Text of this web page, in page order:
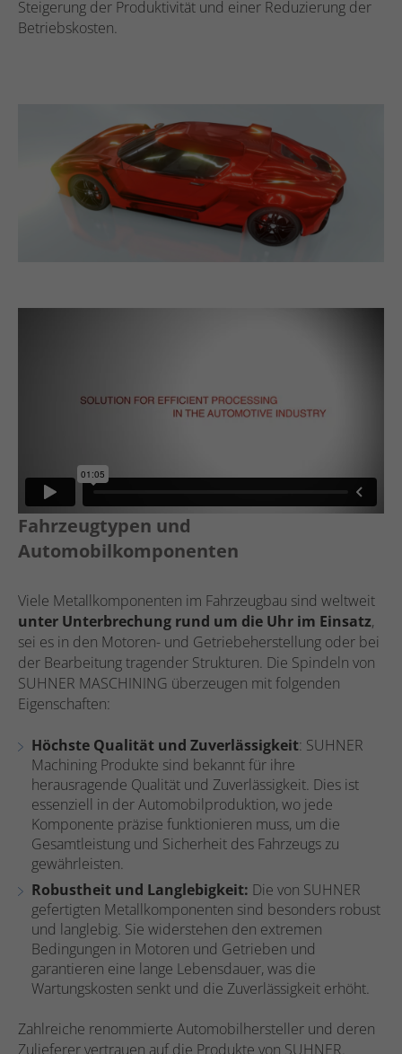
Steigerung der Produktivität und einer Reduzierung der
Betriebskosten.
Fahrzeugtypen und
Automobilkomponenten
Viele Metallkomponenten im Fahrzeugbau sind weltweit
unter Unterbrechung rund um die Uhr im Einsatz,
sei es in den Motoren- und Getriebeherstellung oder bei
der Bearbeitung tragender Strukturen. Die Spindeln von
SUHNER MASCHINING überzeugen mit folgenden
Eigenschaften:
Höchste Qualität und Zuverlässigkeit: SUHNER
Machining Produkte sind bekannt für ihre
herausragende Qualität und Zuverlässigkeit. Dies ist
essenziell in der Automobilproduktion, wo jede
Komponente präzise funktionieren muss, um die
Gesamtleistung und Sicherheit des Fahrzeugs zu
gewährleisten.
Robustheit und Langlebigkeit: Die von SUHNER
gefertigten Metallkomponenten sind besonders robust
und langlebig. Sie widerstehen den extremen
Bedingungen in Motoren und Getrieben und
garantieren eine lange Lebensdauer, was die
Wartungskosten senkt und die Zuverlässigkeit erhöht.
Zahlreiche renommierte Automobilhersteller und deren
Zulieferer vertrauen auf die Produkte von SUHNER.